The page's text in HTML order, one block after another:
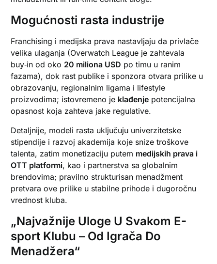
Mogućnosti rasta industrije
Franchising i medijska prava nastavljaju da privlače
velika ulaganja (Overwatch League je zahtevala
buy‑in od oko 20 miliona USD po timu u ranim
fazama), dok rast publike i sponzora otvara prilike u
obrazovanju, regionalnim ligama i lifestyle
proizvodima; istovremeno je klađenje potencijalna
opasnost koja zahteva jake regulative.
Detaljnije, modeli rasta uključuju univerzitetske
stipendije i razvoj akademija koje snize troškove
talenta, zatim monetizaciju putem medijskih prava i
OTT platformi, kao i partnerstva sa globalnim
brendovima; pravilno strukturisan menadžment
pretvara ove prilike u stabilne prihode i dugoročnu
vrednost kluba.
„Najvažnije Uloge U Svakom E-
sport Klubu – Od Igrača Do
Menadžera“